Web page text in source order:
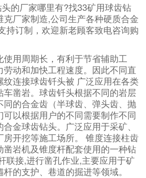
的厂家哪里有?找33矿用球齿钻
克厂家制造,公司生产各种硬质合金
持订制，欢迎新老顾客致电咨询购
用周期长，有利于节省辅助工
劳动和加快工程速度。因此不同直
纹连接球齿钎头被 广泛应用在各类
车凿岩。球齿钎头根据不同的岩层
同的合金齿（半球齿、弹头齿、抛
以根据用户的不同需要制作不同
金球齿钻头。广泛应用于采矿、
房开挖等施工场所。 锥度连接柱齿
凿岩机及锥度杆配套使用的一种钻
联接,进行凿孔作业,主要应用于矿
的支护、巷道的掘进等领域。